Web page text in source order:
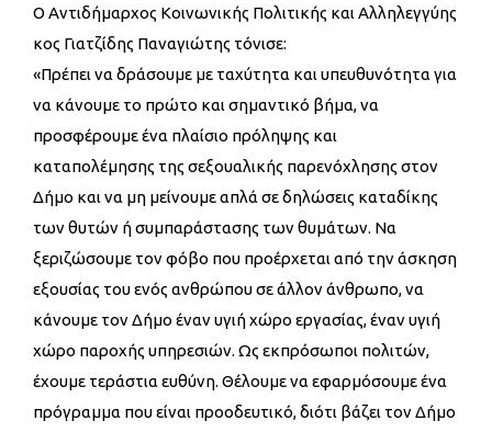
Ο Αντιδήμαρχος Κοινωνικής Πολιτικής και Αλληλεγγύης
κος Γιατζίδης Παναγιώτης τόνισε:
«Πρέπει να δράσουμε με ταχύτητα και υπευθυνότητα για
να κάνουμε το πρώτο και σημαντικό βήμα, να
προσφέρουμε ένα πλαίσιο πρόληψης και
καταπολέμησης της σεξουαλικής παρενόχλησης στον
Δήμο και να μη μείνουμε απλά σε δηλώσεις καταδίκης
των θυτών ή συμπαράστασης των θυμάτων. Να
ξεριζώσουμε τον φόβο που προέρχεται από την άσκηση
εξουσίας του ενός ανθρώπου σε άλλον άνθρωπο, να
κάνουμε τον Δήμο έναν υγιή χώρο εργασίας, έναν υγιή
χώρο παροχής υπηρεσιών. Ως εκπρόσωποι πολιτών,
έχουμε τεράστια ευθύνη. Θέλουμε να εφαρμόσουμε ένα
πρόγραμμα που είναι προοδευτικό, διότι βάζει τον Δήμο